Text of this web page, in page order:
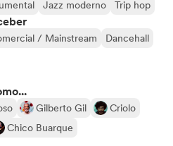
Jazz moderno Trip hop
/ Mainstream
Dancehall
Gilberto Gil
Criolo
Chico Buarque